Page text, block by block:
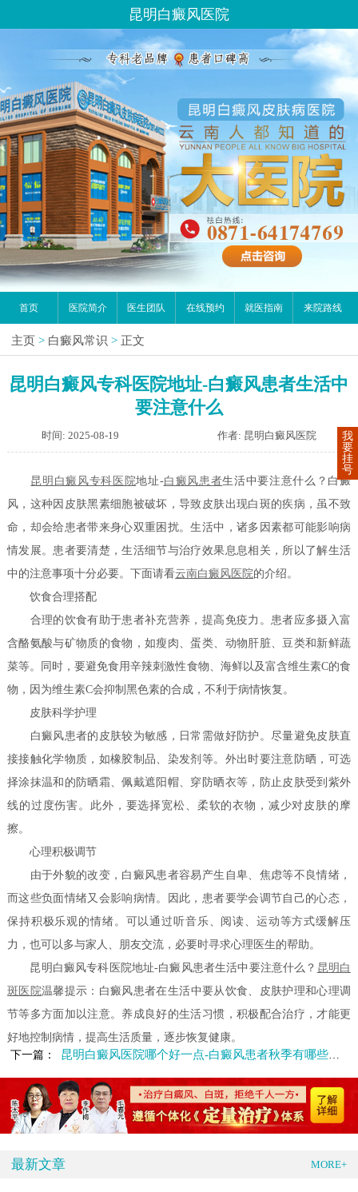
昆明白癜风医院
首页 医院简介 医生团队 在线预约 就医指南 来院路线
主页 > 白癜风常识 > 正文
昆明白癜风专科医院地址-白癜风患者生活中
要注意什么
时间: 2025-08-19 作者: 昆明白癜风医院
昆明白癜风专科医院地址-白癜风患者生活中要注意什么？白癜
风，这种因皮肤黑素细胞被破坏，导致皮肤出现白斑的疾病，虽不致
命，却会给患者带来身心双重困扰。生活中，诸多因素都可能影响病
情发展。患者要清楚，生活细节与治疗效果息息相关，所以了解生活
中的注意事项十分必要。下面请看云南白癜风医院的介绍。
饮食合理搭配
合理的饮食有助于患者补充营养，提高免疫力。患者应多摄入富
含酪氨酸与矿物质的食物，如瘦肉、蛋类、动物肝脏、豆类和新鲜蔬
菜等。同时，要避免食用辛辣刺激性食物、海鲜以及富含维生素C的食
物，因为维生素C会抑制黑色素的合成，不利于病情恢复。
皮肤科学护理
白癜风患者的皮肤较为敏感，日常需做好防护。尽量避免皮肤直
接接触化学物质，如橡胶制品、染发剂等。外出时要注意防晒，可选
择涂抹温和的防晒霜、佩戴遮阳帽、穿防晒衣等，防止皮肤受到紫外
线的过度伤害。此外，要选择宽松、柔软的衣物，减少对皮肤的摩
擦。
心理积极调节
由于外貌的改变，白癜风患者容易产生自卑、焦虑等不良情绪，
而这些负面情绪又会影响病情。因此，患者要学会调节自己的心态，
保持积极乐观的情绪。可以通过听音乐、阅读、运动等方式缓解压
力，也可以多与家人、朋友交流，必要时寻求心理医生的帮助。
昆明白癜风专科医院地址-白癜风患者生活中要注意什么？ 昆明白
斑医院温馨提示：白癜风患者在生活中要从饮食、皮肤护理和心理调
节等多方面加以注意。养成良好的生活习惯，积极配合治疗，才能更
好地控制病情，提高生活质量，逐步恢复健康。
下一篇：
昆明白癜风医院哪个好一点-白癜风患者秋季有哪些禁忌
最新文章 MORE+
我
要
挂
号